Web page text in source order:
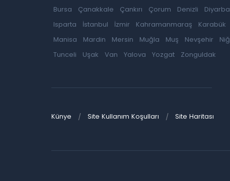
Bursa
Çanakkale Çankırı Çorum Denizli
Isparta
İstanbul İzmir Kahramanmaraş Karabük
Manisa
Mardin Mersin Muğla Muş Nevşehir
Tunceli
Uşak Van Yalova Yozgat Zonguldak
Künye Site Kullanım Koşulları Site Haritası